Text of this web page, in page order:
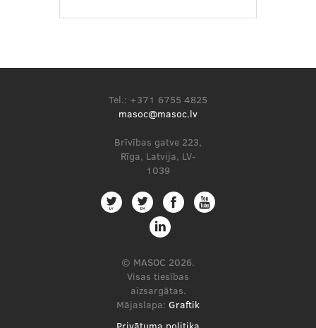
© MASOC 2026.
Visas tiesības
aizsargātas.
Mājaslapa: Graftik
Brīvības gatve 223,
Rīga, Latvija, LV-
1039
Tel.: +371 6755 4825
masoc@masoc.lv